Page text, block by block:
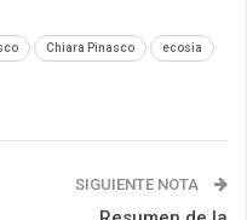
Chiara Pinasco ecosia
SIGUIENTE NOTA